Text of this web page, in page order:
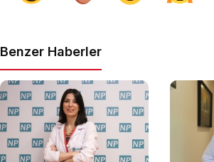
Benzer Haberler